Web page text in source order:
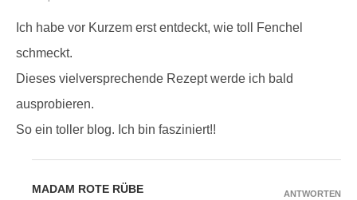
Ich habe vor Kurzem erst entdeckt, wie toll Fenchel
schmeckt.
Dieses vielversprechende Rezept werde ich bald
ausprobieren.
So ein toller blog. Ich bin fasziniert!!
MADAM ROTE RÜBE ANTWORTEN